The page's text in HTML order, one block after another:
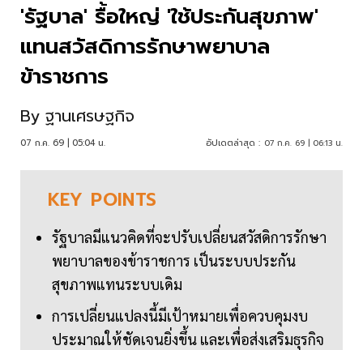
'รัฐบาล' รื้อใหญ่ 'ใช้ประกันสุขภาพ'
แทนสวัสดิการรักษาพยาบาล
ข้าราชการ
By ฐานเศรษฐกิจ
07 ก.ค. 69 | 05:04 น. อัปเดตล่าสุด : 07 ก.ค. 69 | 06:13 น.
KEY POINTS
รัฐบาลมีแนวคิดที่จะปรับเปลี่ยนสวัสดิการรักษา
พยาบาลของข้าราชการ เป็นระบบประกัน
สุขภาพแทนระบบเดิม
การเปลี่ยนแปลงนี้มีเป้าหมายเพื่อควบคุมงบ
ประมาณให้ชัดเจนยิ่งขึ้น และเพื่อส่งเสริมธุรกิจ